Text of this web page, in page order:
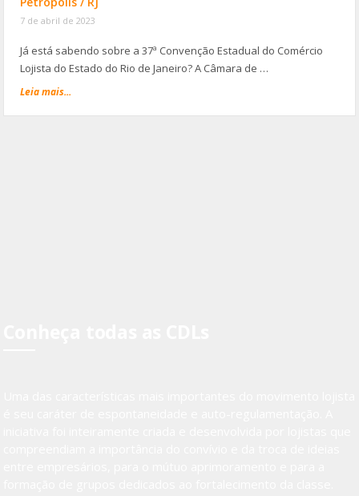
7 de abril de 2023
Já está sabendo sobre a 37ª Convenção Estadual do Comércio
Lojista do Estado do Rio de Janeiro? A Câmara de …
Leia mais...